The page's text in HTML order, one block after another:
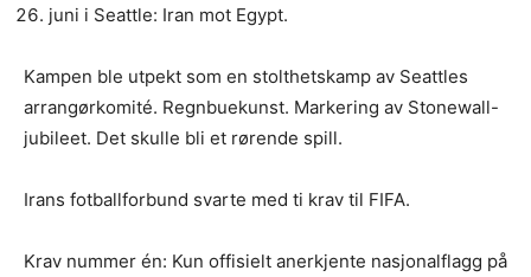
juni i Seattle: Iran mot Egypt.
Kampen ble utpekt som en stolthetskamp av Seattles
arrangørkomité. Regnbuekunst. Markering av Stonewall-
jubileet. Det skulle bli et rørende spill.
Irans fotballforbund svarte med ti krav til FIFA.
Krav nummer én: Kun offisielt anerkjente nasjonalflagg på